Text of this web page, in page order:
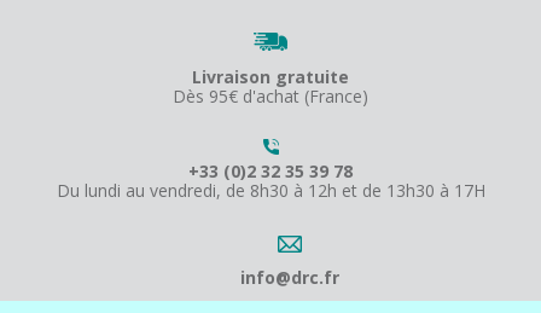
Livraison gratuite
Dès 95€ d'achat (France)
+33 (0)2 32 35 39 78
Du lundi au vendredi, de 8h30 à 12h et de 13h30 à 17H
info@drc.fr